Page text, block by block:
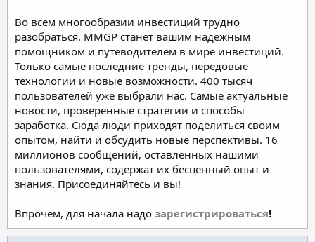
Во всем многообразии инвестиций трудно
разобраться. MMGP станет вашим надежным
помощником и путеводителем в мире инвестиций.
Только самые последние тренды, передовые
технологии и новые возможности. 400 тысяч
пользователей уже выбрали нас. Самые актуальные
новости, проверенные стратегии и способы
заработка. Сюда люди приходят поделиться своим
опытом, найти и обсудить новые перспективы. 16
миллионов сообщений, оставленных нашими
пользователями, содержат их бесценный опыт и
знания. Присоединяйтесь и вы!
Впрочем, для начала надо зарегистрироваться!